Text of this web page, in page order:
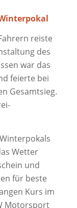
reiste
des
war das
feierte bei
Gesamtsieg.
Wetter
und
für beste
Kurs im
Motorsport